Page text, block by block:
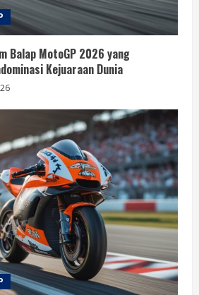
Balap MotoGP 2026 yang
Kejuaraan Dunia